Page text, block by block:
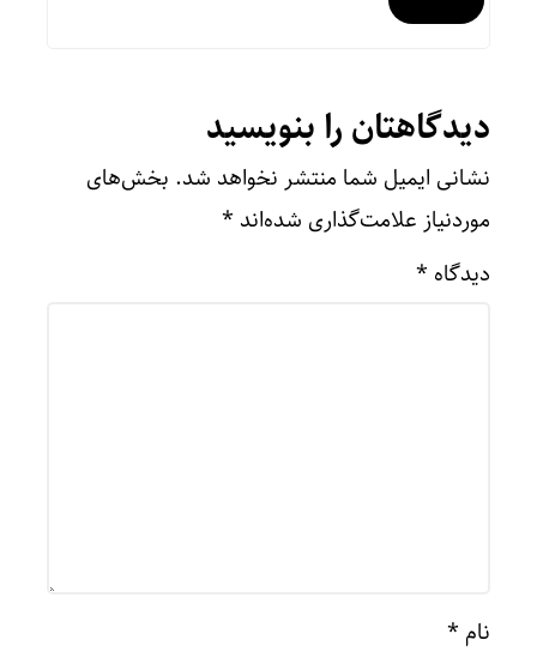
دیدگاهتان را بنویسید
نشانی ایمیل شما منتشر نخواهد شد. بخش‌های
موردنیاز علامت‌گذاری شده‌اند *
دیدگاه *
نام *